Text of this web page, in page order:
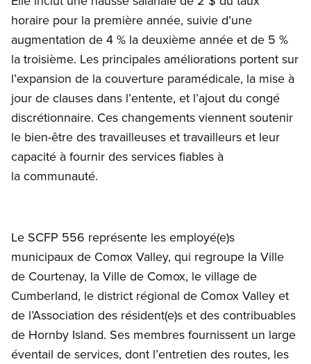
horaire pour la première année, suivie d’une
augmentation de 4 % la deuxième année et de 5 %
la troisième. Les principales améliorations portent sur
l’expansion de la couverture paramédicale, la mise à
jour de clauses dans l’entente, et l’ajout du congé
discrétionnaire. Ces changements viennent soutenir
le bien-être des travailleuses et travailleurs et leur
capacité à fournir des services fiables à
la communauté.
Le SCFP 556 représente les employé(e)s
municipaux de Comox Valley, qui regroupe la Ville
de Courtenay, la Ville de Comox, le village de
Cumberland, le district régional de Comox Valley et
de l’Association des résident(e)s et des contribuables
de Hornby Island. Ses membres fournissent un large
éventail de services, dont l’entretien des routes, les